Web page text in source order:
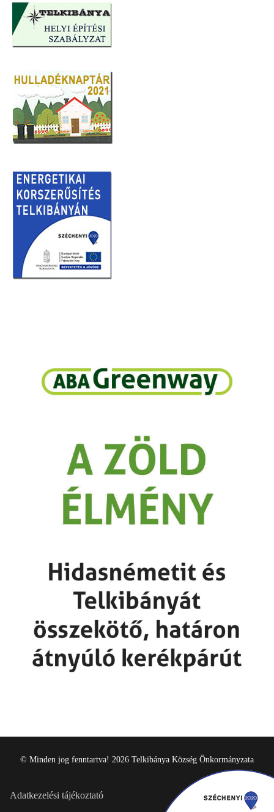
© Minden jog fenntartva! 2026 Telkibánya Község Önkormányzata
Adatkezelési tájékoztató